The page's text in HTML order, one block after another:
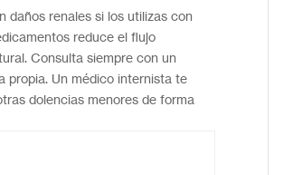
daños renales si los utilizas con
reduce el flujo
Consulta siempre con un
propia. Un médico internista te
dolencias menores de forma